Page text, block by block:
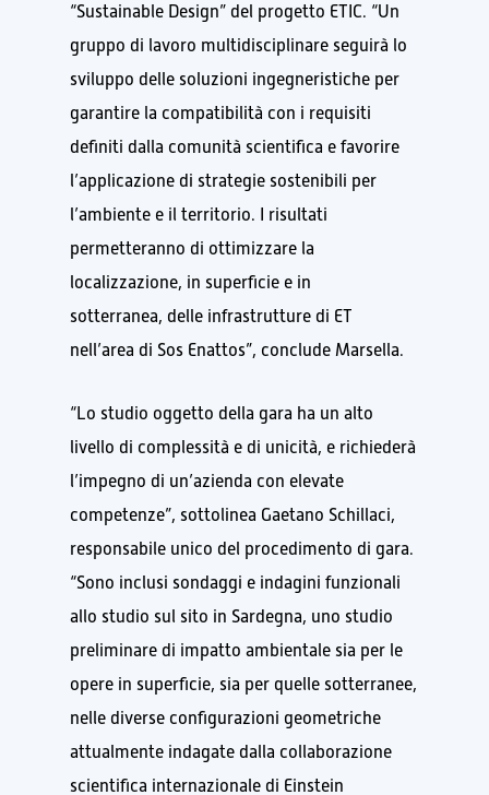
“Sustainable Design” del progetto ETIC. “Un
gruppo di lavoro multidisciplinare seguirà lo
sviluppo delle soluzioni ingegneristiche per
garantire la compatibilità con i requisiti
definiti dalla comunità scientifica e favorire
l’applicazione di strategie sostenibili per
l’ambiente e il territorio. I risultati
permetteranno di ottimizzare la
localizzazione, in superficie e in
sotterranea, delle infrastrutture di ET
nell’area di Sos Enattos”, conclude Marsella.
“Lo studio oggetto della gara ha un alto
livello di complessità e di unicità, e richiederà
l’impegno di un’azienda con elevate
competenze”, sottolinea Gaetano Schillaci,
responsabile unico del procedimento di gara.
“Sono inclusi sondaggi e indagini funzionali
allo studio sul sito in Sardegna, uno studio
preliminare di impatto ambientale sia per le
opere in superficie, sia per quelle sotterranee,
nelle diverse configurazioni geometriche
attualmente indagate dalla collaborazione
scientifica internazionale di Einstein